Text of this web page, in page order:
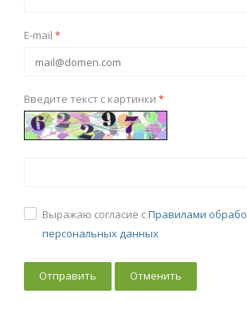
E-mail *
Введите текст с картинки *
Выражаю согласие сПравилами
персональных данных
Отменить